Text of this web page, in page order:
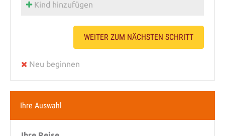
Kind hinzufügen
WEITER ZUM NÄCHSTEN SCHRITT
Neu beginnen
Ihre Auswahl